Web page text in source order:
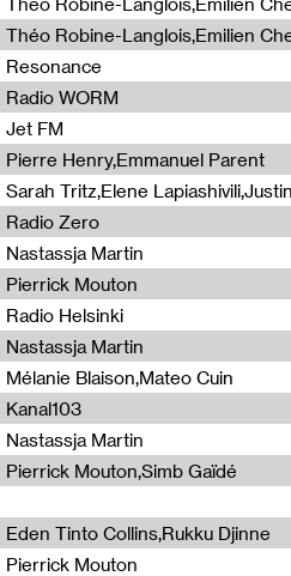
Resonance
Radio WORM
Jet FM
Pierre Henry,Emmanuel Parent
Radio Zero
Nastassja Martin
Pierrick Mouton
Radio Helsinki
Nastassja Martin
Mélanie Blaison,Mateo Cuin
Kanal103
Nastassja Martin
Pierrick Mouton,Simb Gaïdé
Eden Tinto Collins,Rukku Djinne
Pierrick Mouton